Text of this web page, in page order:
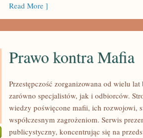
Read More ]
Prawo kontra Mafia
Przestępczość zorganizowana od wielu
zarówno specjalistów, jak i odbiorców.
wiedzy poświęcone mafii, ich rozwojowi,
współczesnym zagrożeniom. Serwis
publicystyczny, koncentrując się na